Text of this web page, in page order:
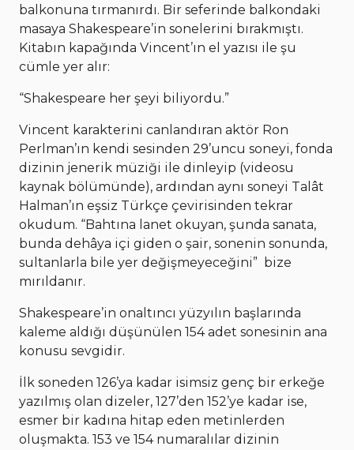
balkonuna tırmanırdı. Bir seferinde balkondaki
masaya Shakespeare’in sonelerini bırakmıştı.
Kitabın kapağında Vincent’ın el yazısı ile şu
cümle yer alır:
“Shakespeare her şeyi biliyordu.”
Vincent karakterini canlandıran aktör Ron
Perlman’ın kendi sesinden 29’uncu soneyi, fonda
dizinin jenerik müziği ile dinleyip (videosu
kaynak bölümünde), ardından aynı soneyi Talât
Halman’ın eşsiz Türkçe çevirisinden tekrar
okudum. “Bahtına lanet okuyan, şunda sanata,
bunda dehâya içi giden o şair, sonenin sonunda,
sultanlarla bile yer değişmeyeceğini” bize
mırıldanır.
Shakespeare’in onaltıncı yüzyılın başlarında
kaleme aldığı düşünülen 154 adet sonesinin ana
konusu sevgidir.
İlk soneden 126’ya kadar isimsiz genç bir erkeğe
yazılmış olan dizeler, 127’den 152’ye kadar ise,
esmer bir kadına hitap eden metinlerden
oluşmakta. 153 ve 154 numaralılar dizinin